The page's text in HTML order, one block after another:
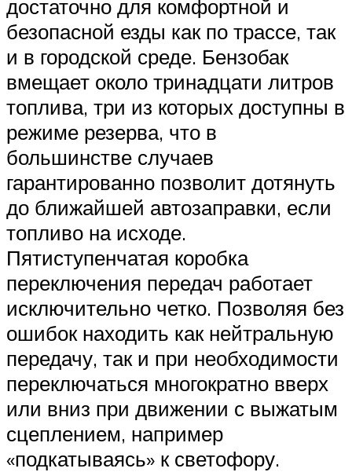
достаточно для комфортной и
безопасной езды как по трассе, так
и в городской среде. Бензобак
вмещает около тринадцати литров
топлива, три из которых доступны в
режиме резерва, что в
большинстве случаев
гарантированно позволит дотянуть
до ближайшей автозаправки, если
топливо на исходе.
Пятиступенчатая коробка
переключения передач работает
исключительно четко. Позволяя без
ошибок находить как нейтральную
передачу, так и при необходимости
переключаться многократно вверх
или вниз при движении с выжатым
сцеплением, например
«подкатываясь» к светофору.